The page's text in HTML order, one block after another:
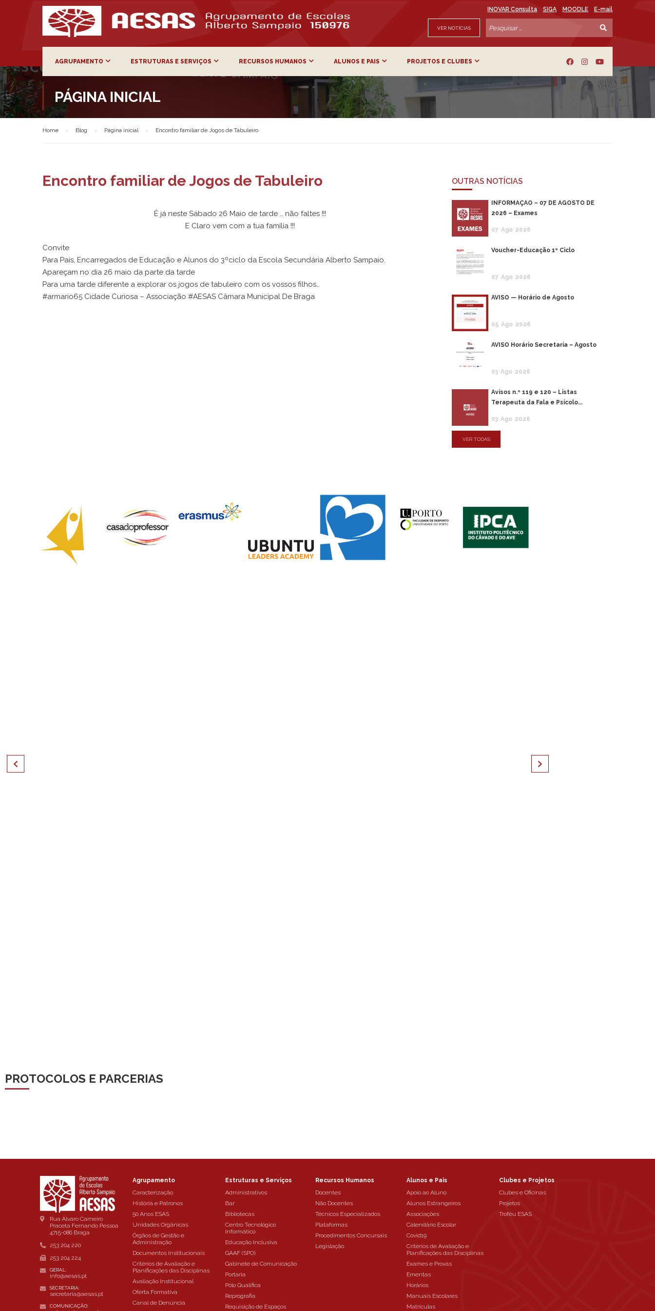
INOVAR Consulta SIGA MOODLE E-mail
VER NOTÍCIAS
AGRUPAMENTO ESTRUTURAS E SERVIÇOS RECURSOS HUMANOS ALUNOS E PAIS PROJETOS E CLUBES
PÁGINA INICIAL
Home Blog Página inicial Encontro familiar de Jogos de Tabuleiro
Encontro familiar de Jogos de Tabuleiro
É já neste Sábado 26 Maio de tarde … não faltes !!!
E Claro vem com a tua família !!!
Convite
Para Pais, Encarregados de Educação e Alunos do 3ºciclo da Escola Secundária Alberto Sampaio.
Apareçam no dia 26 maio da parte da tarde
Para uma tarde diferente a explorar os jogos de tabuleiro com os vossos filhos…
#armario65 Cidade Curiosa – Associação #AESAS Câmara Municipal De Braga
OUTRAS NOTÍCIAS
INFORMAÇÃO – 07 DE AGOSTO DE
2026 – Exames
07 Ago 2026
Voucher-Educação 1º Ciclo
07 Ago 2026
AVISO — Horário de Agosto
05 Ago 2026
AVISO Horário Secretaria – Agosto
03 Ago 2026
Avisos n.º 119 e 120 – Listas
Terapeuta da Fala e Psícolo...
03 Ago 2026
VER TODAS
PROTOCOLOS E PARCERIAS
Rua Álvaro Carneiro
Praceta Fernando Pessoa
4715-086 Braga
253 204 220
253 204 224
GERAL:
info@aesas.pt
SECRETARIA:
secretaria@aesas.pt
COMUNICAÇÃO:
Agrupamento
Caracterização
História e Patronos
50 Anos ESAS
Unidades Orgânicas
Órgãos de Gestão e
Administração
Documentos Institucionais
Critérios de Avaliação e
Planificações das Disciplinas
Avaliação Institucional
Oferta Formativa
Canal de Denúncia
Estruturas e Serviços
Administrativos
Bar
Bibliotecas
Centro Tecnológico
Informático
Educação Inclusiva
GAAF (SPO)
Gabinete de Comunicação
Portaria
Pólo Qualifica
Reprografia
Requisição de Espaços
Recursos Humanos
Docentes
Não Docentes
Técnicos Especializados
Plataformas
Procedimentos Concursais
Legislação
Alunos e Pais
Apoio ao Aluno
Alunos Estrangeiros
Associações
Calendário Escolar
Covid19
Critérios de Avaliação e
Planificações das Disciplinas
Exames e Provas
Ementas
Horários
Manuais Escolares
Matrículas
Clubes e Projetos
Clubes e Oficinas
Projetos
Troféu ESAS